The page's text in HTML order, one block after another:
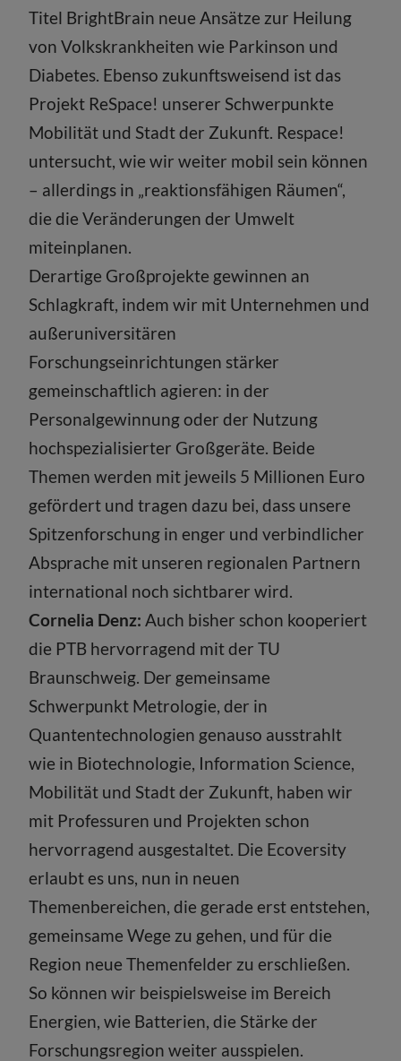
Titel BrightBrain neue Ansätze zur Heilung
von Volkskrankheiten wie Parkinson und
Diabetes. Ebenso zukunftsweisend ist das
Projekt ReSpace! unserer Schwerpunkte
Mobilität und Stadt der Zukunft. Respace!
untersucht, wie wir weiter mobil sein können
– allerdings in „reaktionsfähigen Räumen“,
die die Veränderungen der Umwelt
miteinplanen.
Derartige Großprojekte gewinnen an
Schlagkraft, indem wir mit Unternehmen und
außeruniversitären
Forschungseinrichtungen stärker
gemeinschaftlich agieren: in der
Personalgewinnung oder der Nutzung
hochspezialisierter Großgeräte. Beide
Themen werden mit jeweils 5 Millionen Euro
gefördert und tragen dazu bei, dass unsere
Spitzenforschung in enger und verbindlicher
Absprache mit unseren regionalen Partnern
international noch sichtbarer wird.
Cornelia Denz: Auch bisher schon kooperiert
die PTB hervorragend mit der TU
Braunschweig. Der gemeinsame
Schwerpunkt Metrologie, der in
Quantentechnologien genauso ausstrahlt
wie in Biotechnologie, Information Science,
Mobilität und Stadt der Zukunft, haben wir
mit Professuren und Projekten schon
hervorragend ausgestaltet. Die Ecoversity
erlaubt es uns, nun in neuen
Themenbereichen, die gerade erst entstehen,
gemeinsame Wege zu gehen, und für die
Region neue Themenfelder zu erschließen.
So können wir beispielsweise im Bereich
Energien, wie Batterien, die Stärke der
Forschungsregion weiter ausspielen.